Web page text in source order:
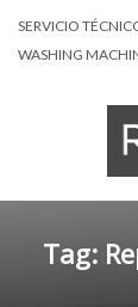
SERVICIO
WASHING
Tag: